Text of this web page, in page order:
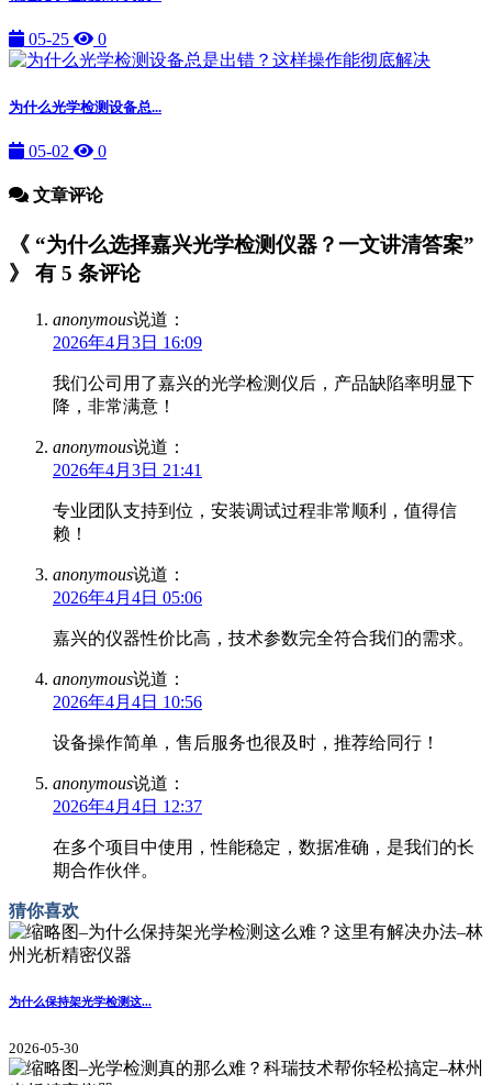
05-25 0
为什么光学检测设备总...
05-02 0
文章评论
《 “为什么选择嘉兴光学检测仪器？一文讲清答案”
》 有 5 条评论
anonymous说道：
2026年4月3日 16:09
我们公司用了嘉兴的光学检测仪后，产品缺陷率明显下
降，非常满意！
anonymous说道：
2026年4月3日 21:41
专业团队支持到位，安装调试过程非常顺利，值得信
赖！
anonymous说道：
2026年4月4日 05:06
嘉兴的仪器性价比高，技术参数完全符合我们的需求。
anonymous说道：
2026年4月4日 10:56
设备操作简单，售后服务也很及时，推荐给同行！
anonymous说道：
2026年4月4日 12:37
在多个项目中使用，性能稳定，数据准确，是我们的长
期合作伙伴。
猜你喜欢
为什么保持架光学检测这...
2026-05-30